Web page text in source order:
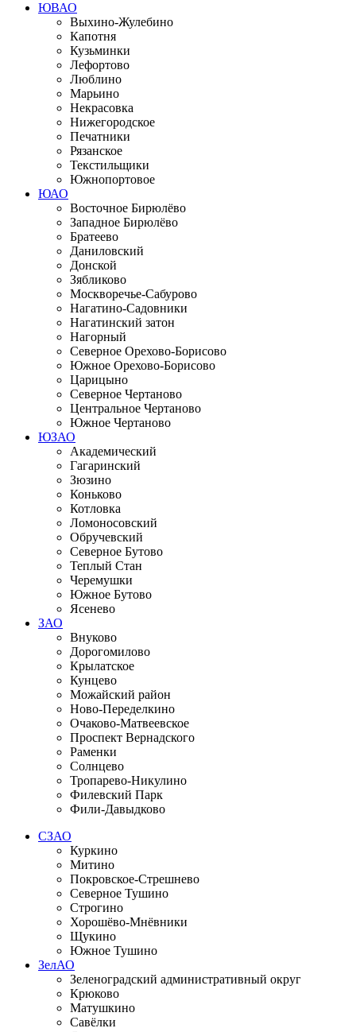
ЮВАО
Выхино-Жулебино
Капотня
Кузьминки
Лефортово
Люблино
Марьино
Некрасовка
Нижегородское
Печатники
Рязанское
Текстильщики
Южнопортовое
ЮАО
Восточное Бирюлёво
Западное Бирюлёво
Братеево
Даниловский
Донской
Зябликово
Москворечье-Сабурово
Нагатино-Садовники
Нагатинский затон
Нагорный
Северное Орехово-Борисово
Южное Орехово-Борисово
Царицыно
Северное Чертаново
Центральное Чертаново
Южное Чертаново
ЮЗАО
Академический
Гагаринский
Зюзино
Коньково
Котловка
Ломоносовский
Обручевский
Северное Бутово
Теплый Стан
Черемушки
Южное Бутово
Ясенево
ЗАО
Внуково
Дорогомилово
Крылатское
Кунцево
Можайский район
Ново-Переделкино
Очаково-Матвеевское
Проспект Вернадского
Раменки
Солнцево
Тропарево-Никулино
Филевский Парк
Фили-Давыдково
СЗАО
Куркино
Митино
Покровское-Стрешнево
Северное Тушино
Строгино
Хорошёво-Мнёвники
Щукино
Южное Тушино
ЗелАО
Зеленоградский административный округ
Крюково
Матушкино
Савёлки